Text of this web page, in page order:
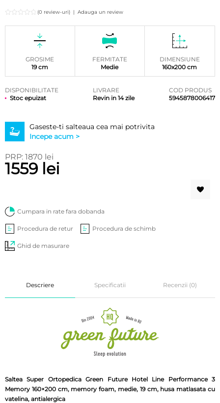
(0 review-uri) | Adauga un review
GROSIME
19 cm
FERMITATE
Medie
DIMENSIUNE
160x200 cm
DISPONIBILITATE
Stoc epuizat
LIVRARE
Revin in 14 zile
COD PRODUS
5945878006417
Gaseste-ti salteaua cea mai potrivita
Incepe acum >
PRP: 1870 lei
1559 lei
Cumpara in rate fara dobanda
Procedura de retur Procedura de schimb
Ghid de masurare
Descriere Specificatii Recenzii (0)
Saltea Super Ortopedica Green Future Hotel Line Performance 3
Memory 160×200 cm, memory foam, medie, 19 cm, husa matlasata cu
vatelina, antialergica